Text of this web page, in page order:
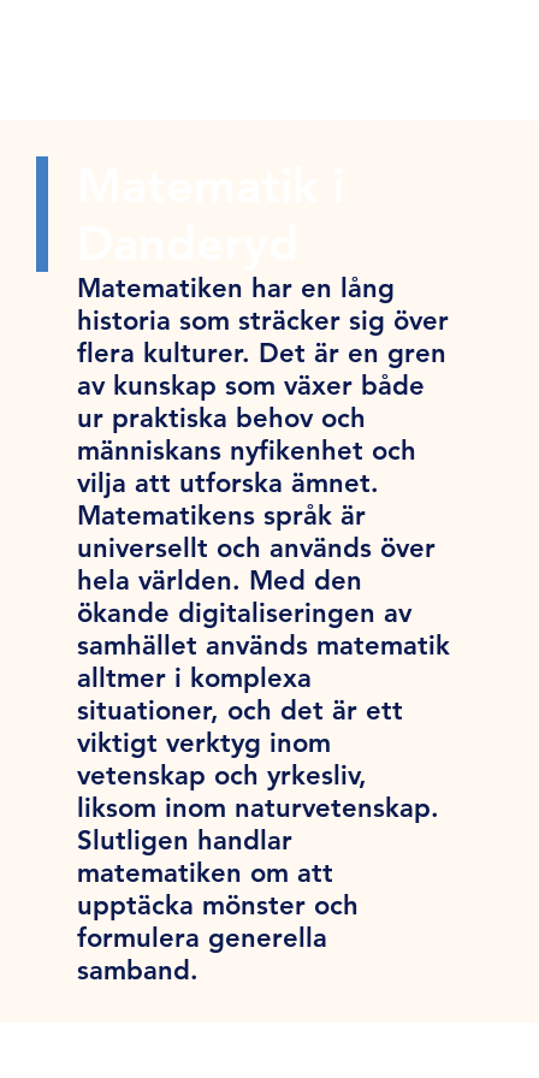
Matematiken har en lång
historia som sträcker sig över
flera kulturer. Det är en gren
av kunskap som växer både
ur praktiska behov och
människans nyfikenhet och
vilja att utforska ämnet.
Matematikens språk är
universellt och används över
hela världen. Med den
ökande digitaliseringen av
samhället används matematik
alltmer i komplexa
situationer, och det är ett
viktigt verktyg inom
vetenskap och yrkesliv,
liksom inom naturvetenskap.
Slutligen handlar
matematiken om att
upptäcka mönster och
formulera generella
samband.